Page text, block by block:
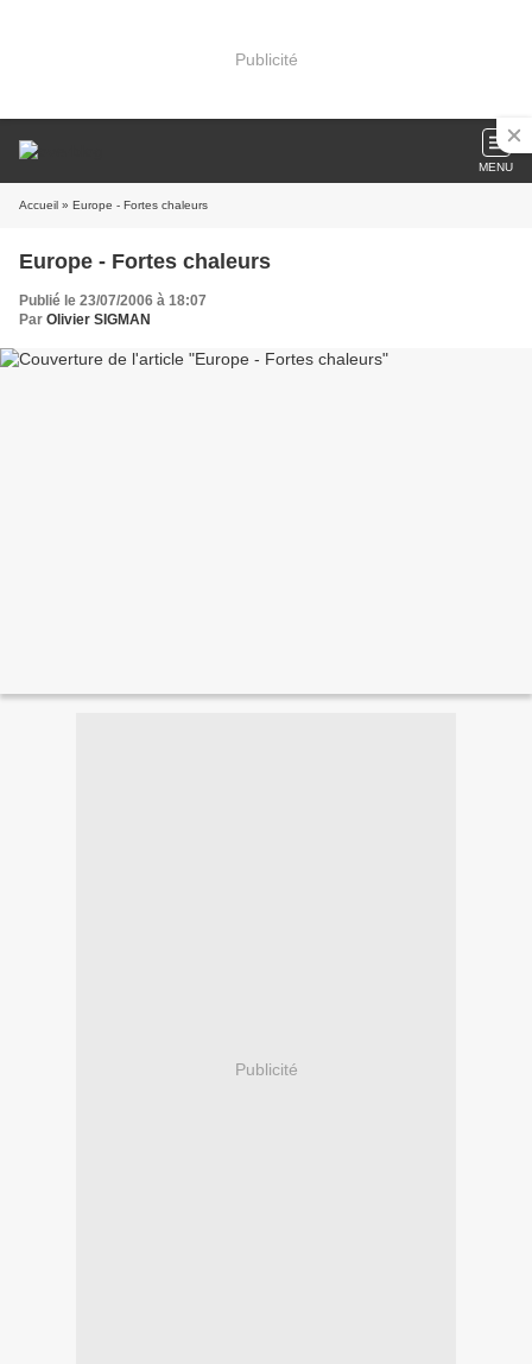
Publicité
MENU
Accueil » Europe - Fortes chaleurs
Europe - Fortes chaleurs
Publié le 23/07/2006 à 18:07
Par Olivier SIGMAN
Publicité